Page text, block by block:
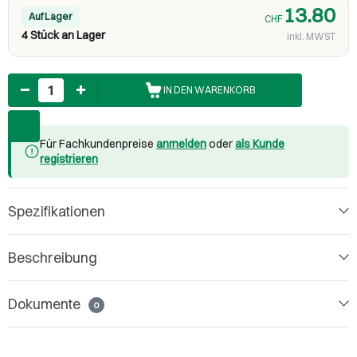
Auf Lager
4 Stück an Lager
CHF 13.80
inkl. MWST
Anzahl
IN DEN WARENKORB
Für Fachkundenpreise anmeldenoderals Kunde
registrieren
Spezifikationen
Beschreibung
Dokumente 0